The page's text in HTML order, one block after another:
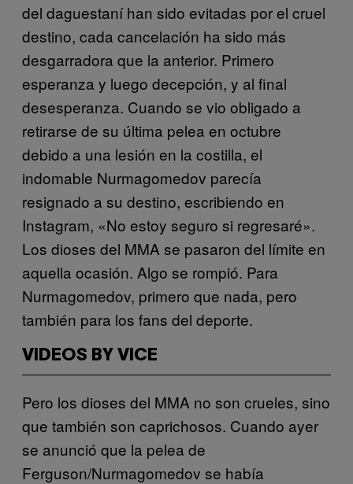
del daguestaní han sido evitadas por el cruel
destino, cada cancelación ha sido más
desgarradora que la anterior. Primero
esperanza y luego decepción, y al final
desesperanza. Cuando se vio obligado a
retirarse de su última pelea en octubre
debido a una lesión en la costilla, el
indomable Nurmagomedov parecía
resignado a su destino, escribiendo en
Instagram, «No estoy seguro si regresaré».
Los dioses del MMA se pasaron del límite en
aquella ocasión. Algo se rompió. Para
Nurmagomedov, primero que nada, pero
también para los fans del deporte.
VIDEOS BY VICE
Pero los dioses del MMA no son crueles, sino
que también son caprichosos. Cuando ayer
se anunció que la pelea de
Ferguson/Nurmagomedov se había